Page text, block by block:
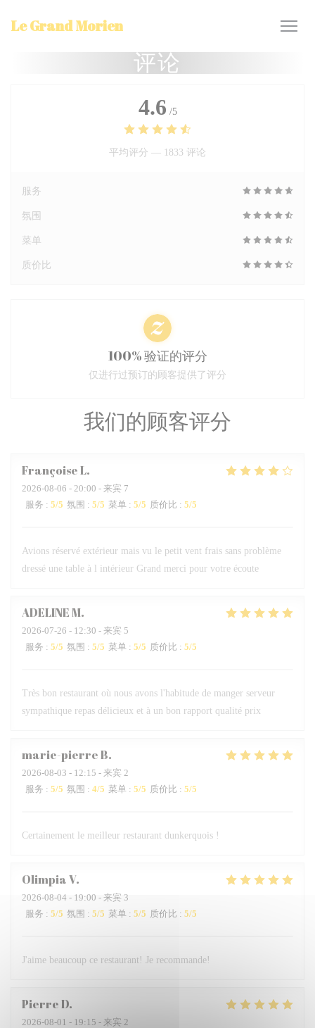
Le Grand Morien
评论
我们的顾客评分
FrançoiseL
2026-08-06 - 20:00 - 来宾 7
服务 : 5/5 氛围 : 5/5 菜单 : 5/5 质价比 : 5/5
Avions réservé extérieur mais vu le petit vent frais sans problème
dressé une table à l intérieur Grand merci pour votre écoute
ADELINEM
2026-07-26 - 12:30 - 来宾 5
服务 : 5/5 氛围 : 5/5 菜单 : 5/5 质价比 : 5/5
Très bon restaurant où nous avons l'habitude de manger serveur
sympathique repas délicieux et à un bon rapport qualité prix
marie-pierreB
2026-08-03 - 12:15 - 来宾 2
服务 : 5/5 氛围 : 4/5 菜单 : 5/5 质价比 : 5/5
Certainement le meilleur restaurant dunkerquois !
OlimpiaV
2026-08-04 - 19:00 - 来宾 3
服务 : 5/5 氛围 : 5/5 菜单 : 5/5 质价比 : 5/5
J'aime beaucoup ce restaurant! Je recommande!
PierreD
2026-08-01 - 19:15 - 来宾 2
4.6 /5
平均评分 — 1833 评论
服务
氛围
菜单
质价比
100% 验证的评分
仅进行过预订的顾客提供了评分